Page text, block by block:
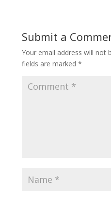
Submit a
Your email address will not
fields are marked *